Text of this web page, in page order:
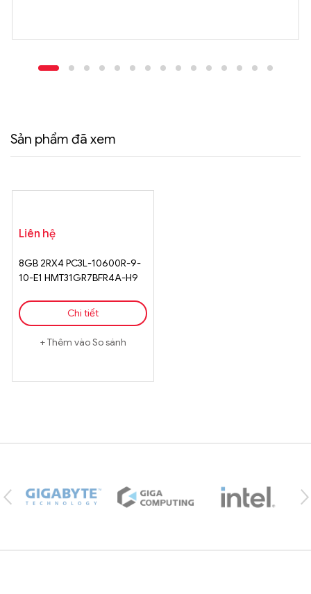
Sản phẩm đã xem
Liên hệ
8GB 2RX4 PC3L-10600R-9-
10-E1 HMT31GR7BFR4A-H9
Chi tiết
Thêm vào So sánh